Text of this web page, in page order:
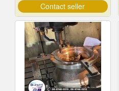
Contact seller